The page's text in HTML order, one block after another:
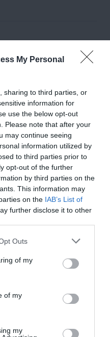
My Personal
sharing to third parties, or
information for
use the below opt-out
Please note that after your
may continue seeing
information utilized by
to third parties prior to
opt-out of the further
by third parties on the
This information may
on the IAB’s List of
further disclose it to other
uses one or more Google
You may click to
its third-party tags to
purposes in below Google
Outs
of my
of my
my
Off After The First